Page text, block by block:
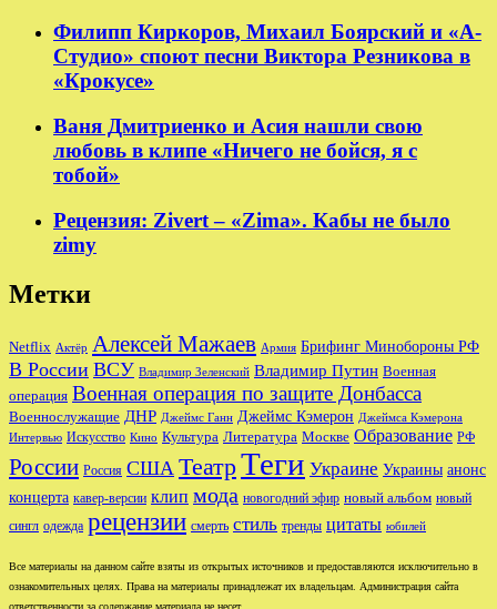
Филипп Киркоров, Михаил Боярский и «А-
Студио» споют песни Виктора Резникова в
«Крокусе»
Ваня Дмитриенко и Асия нашли свою
любовь в клипе «Ничего не бойся, я с
тобой»
Рецензия: Zivert – «Zima». Кабы не было
zimy
Метки
Netflix Актёр Алексей Мажаев Армия Брифинг Минобороны РФ
В России ВСУ Владимир Зеленский Владимир Путин Военная
операция Военная операция по защите Донбасса
Военнослужащие ДНР Джеймс Ганн Джеймс Кэмерон Джеймса Кэмерона
Интервью Искусство Кино Культура Литература Москве Образование РФ
России Россия США ТеатрТеги Украине Украины анонс
концерта кавер-версии клип мода новогодний эфир новый альбом новый
сингл одежда рецензии смерть стиль тренды цитаты юбилей
Все материалы на данном сайте взяты из открытых источников и предоставляются исключительно в
ознакомительных целях. Права на материалы принадлежат их владельцам. Администрация сайта